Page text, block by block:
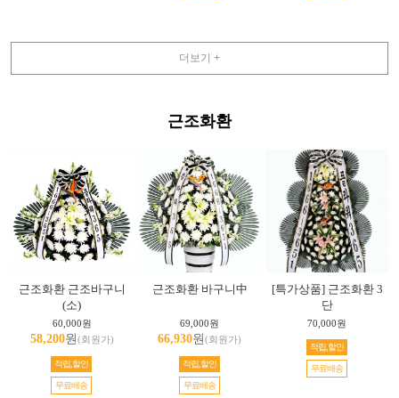
더보기 +
근조화환
근조화환 근조바구니
(소)
60,000원
58,200원(회원가)
적립,할인
무료배송
근조화환 바구니中
69,000원
66,930원(회원가)
적립,할인
무료배송
[특가상품] 근조화환 3
단
70,000원
적립,할인
무료배송